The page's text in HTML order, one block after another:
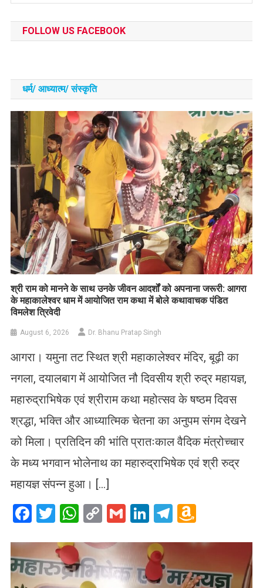
FOLLOW US FACEBOOK
धर्म/ आध्‍यात्‍म/ संस्‍कृति
​श्री राम को मानने के साथ उनके जीवन आदर्शों को अपनाना जरूरी: आगरा
के महाकालेश्वर धाम में आयोजित राम कथा में बोले कथावाचक पंडित
विमलेश त्रिवेदी
August 6, 2026 Dr. Bhanu Pratap Singh
आगरा। यमुना तट स्थित श्री महाकालेश्वर मंदिर, बूढ़ी का
नगला, दयालबाग में आयोजित नौ दिवसीय श्री रुद्र महायज्ञ,
महारुद्राभिषेक एवं श्रीराम कथा महोत्सव के षष्ठम दिवस
श्रद्धा, भक्ति और आध्यात्मिक चेतना का अनुपम संगम देखने
को मिला। प्रतिदिन की भांति प्रातःकाल वैदिक मंत्रोच्चार
के मध्य भगवान भोलेनाथ का महारुद्राभिषेक एवं श्री रुद्र
महायज्ञ संपन्न हुआ। […]
Facebook
Twitter
WhatsApp
CopyGmailLinkedIn
Telegram
List